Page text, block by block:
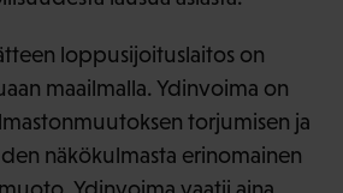
loppusijoituslaitos on
maailmalla. Ydinvoima on
torjumisen ja
näkökulmasta erinomainen